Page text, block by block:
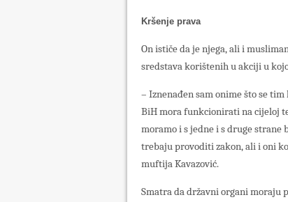
Kršenje prava
On ističe da je njega, ali i
sredstava korištenih u akciji u
– Iznenađen sam onime što se
BiH mora funkcionirati na cijeloj
moramo i s jedne i s druge
trebaju provoditi zakon, ali i oni
muftija Kavazović.
Smatra da državni organi